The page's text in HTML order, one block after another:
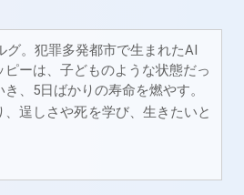
グ。犯罪多発都市で生まれたAI
ーは、子どものような状態だっ
、5日ばかりの寿命を燃やす。
逞しさや死を学び、生きたいと